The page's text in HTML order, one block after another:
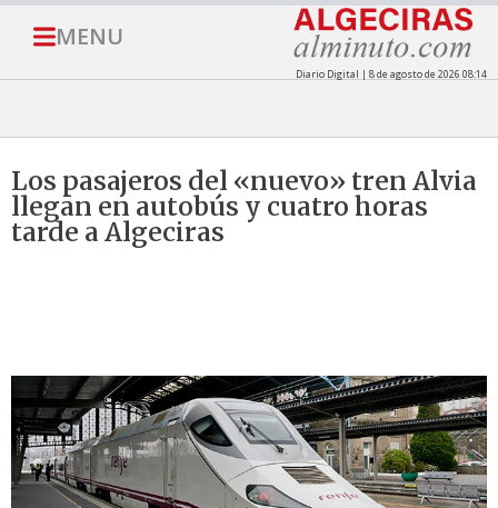
MENU
Diario Digital | 8 de agosto de 2026 08:14
Los pasajeros del «nuevo» tren Alvia
llegan en autobús y cuatro horas
tarde a Algeciras